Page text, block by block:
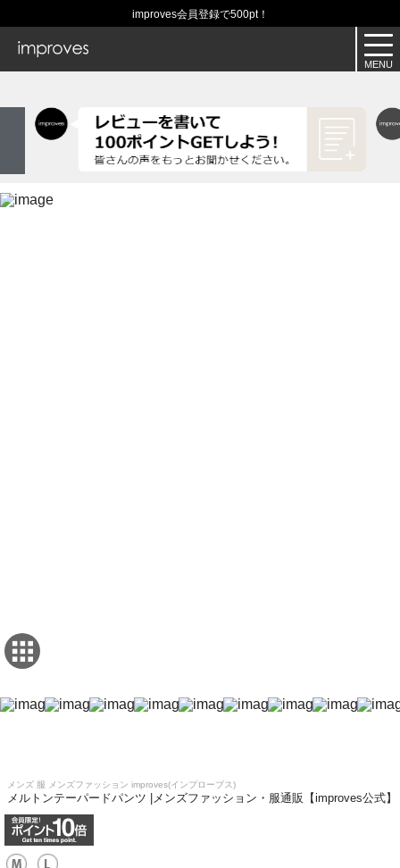
improves会員登録で500pt！
メンズ 服 メンズファッション improves(インプローブス)
メルトンテーパードパンツ |メンズファッション・服通販【improves公式】